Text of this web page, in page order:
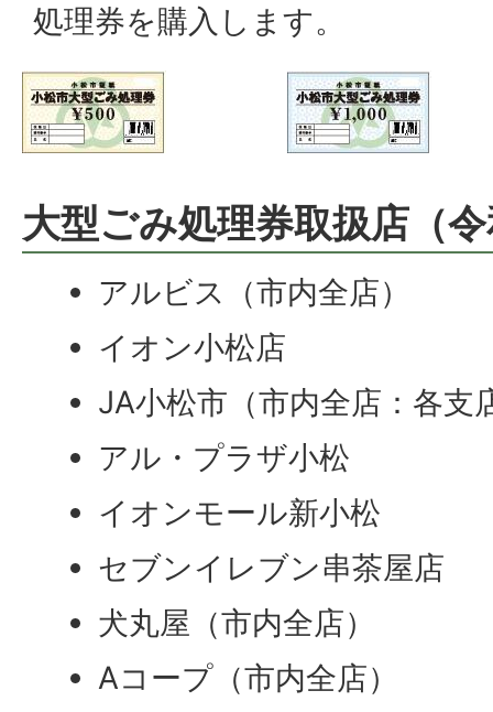
処理券を購入します。
大型ごみ処理券取扱店（
アルビス（市内全店）
イオン小松店
JA小松市（市内全店：各支
アル・プラザ小松
イオンモール新小松
セブンイレブン串茶屋店
犬丸屋（市内全店）
Aコープ（市内全店）